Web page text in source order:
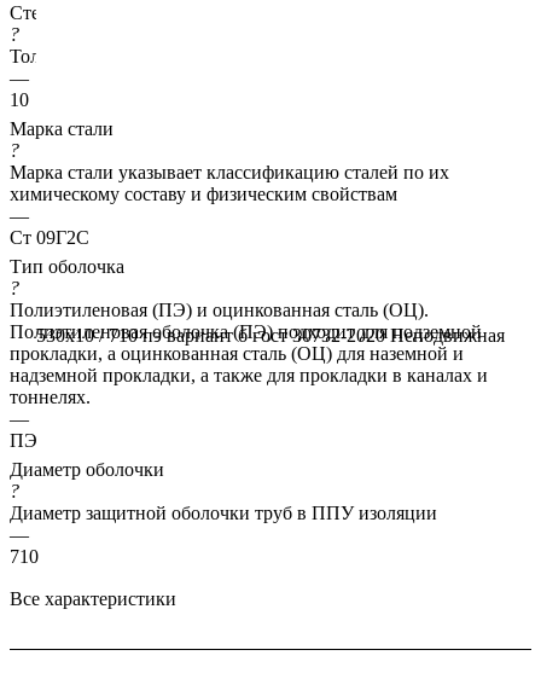
530x10 / 710 пэ вариант б гост 30732-2020 Неподвижная
Стенка трубы, мм
?
Толщина стенки несущей трубы
—
10
Марка стали
?
Марка стали указывает классификацию сталей по их
химическому составу и физическим свойствам
—
Ст 09Г2С
Тип оболочка
?
Полиэтиленовая (ПЭ) и оцинкованная сталь (ОЦ).
Полиэтиленовая оболочка (ПЭ) подходит для подземной
прокладки, а оцинкованная сталь (ОЦ) для наземной и
надземной прокладки, а также для прокладки в каналах и
тоннелях.
—
ПЭ
Диаметр оболочки
?
Диаметр защитной оболочки труб в ППУ изоляции
—
710
Все характеристики